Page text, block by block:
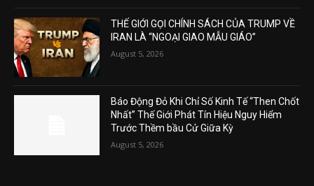
THẾ GIỚI GỌI CHÍNH SÁCH CỦA TRUMP VỀ
IRAN LÀ “NGOẠI GIAO MẪU GIÁO”
August 5, 2026
Báo Động Đỏ Khi Chỉ Số Kinh Tế “Then Chốt
Nhất” Thế Giới Phát Tín Hiệu Nguy Hiểm
Trước Thềm bầu Cử Giữa Kỳ
August 5, 2026